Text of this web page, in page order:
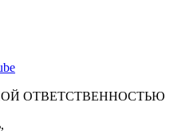
ОТВЕТСТВЕННОСТЬЮ